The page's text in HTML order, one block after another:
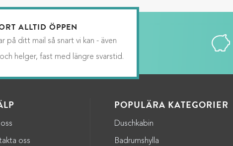
Lägg till i varukorg
ALLTID ÖPPEN
på ditt mail så snart vi kan - även
och helger, fast med längre svarstid.
oss
POPULÄRA KATEGORIER
Duschkabin
Badrumshylla